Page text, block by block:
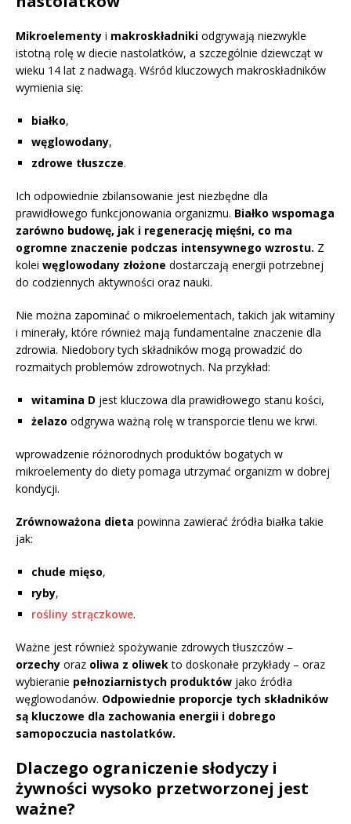
Mikroelementy i makroskładniki odgrywają niezwykle
istotną rolę w diecie nastolatków, a szczególnie dziewcząt w
wieku 14 lat z nadwagą. Wśród kluczowych makroskładników
wymienia się:
białko,
węglowodany,
zdrowe tłuszcze.
Ich odpowiednie zbilansowanie jest niezbędne dla
prawidłowego funkcjonowania organizmu. Białko wspomaga
zarówno budowę, jak i regenerację mięśni, co ma
ogromne znaczenie podczas intensywnego wzrostu. Z
kolei węglowodany złożone dostarczają energii potrzebnej
do codziennych aktywności oraz nauki.
Nie można zapominać o mikroelementach, takich jak witaminy
i minerały, które również mają fundamentalne znaczenie dla
zdrowia. Niedobory tych składników mogą prowadzić do
rozmaitych problemów zdrowotnych. Na przykład:
witamina D jest kluczowa dla prawidłowego stanu kości,
żelazo odgrywa ważną rolę w transporcie tlenu we krwi.
wprowadzenie różnorodnych produktów bogatych w
mikroelementy do diety pomaga utrzymać organizm w dobrej
kondycji.
Zrównoważona dieta powinna zawierać źródła białka takie
jak:
chude mięso,
ryby,
rośliny strączkowe.
Ważne jest również spożywanie zdrowych tłuszczów –
orzechy oraz oliwa z oliwekto doskonałe przykłady – oraz
wybieranie pełnoziarnistych produktów jako źródła
węglowodanów. Odpowiednie proporcje tych składników
są kluczowe dla zachowania energii i dobrego
samopoczucia nastolatków.
Dlaczego ograniczenie słodyczy i
żywności wysoko przetworzonej jest
ważne?